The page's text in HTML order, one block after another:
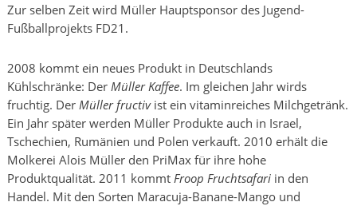
Zur selben Zeit wird Müller Hauptsponsor des Jugend-
Fußballprojekts FD21.
2008 kommt ein neues Produkt in Deutschlands
Kühlschränke: Der Müller Kaffee. Im gleichen Jahr wirds
fruchtig. Der Müller fructivist ein vitaminreiches Milchgetränk.
Ein Jahr später werden Müller Produkte auch in Israel,
Tschechien, Rumänien und Polen verkauft. 2010 erhält die
Molkerei Alois Müller den PriMax für ihre hohe
Produktqualität. 2011 kommt Froop Fruchtsafari in den
Handel. Mit den Sorten Maracuja-Banane-Mango und